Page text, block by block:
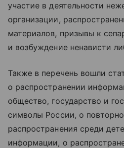
участие в деятельности
организации,
материалов, призывы к
и возбуждение ненависти
Также в перечень вошли
о распространении
общество, государство и
символы России, о
распространения среди
информации, о